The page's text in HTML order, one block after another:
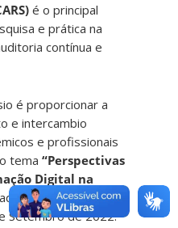
é o principal
e prática na
contínua e
é proporcionar a
e intercambio
e profissionais
tema“Perspectivas
Digital na
na cidade de
Setembro de 2022.